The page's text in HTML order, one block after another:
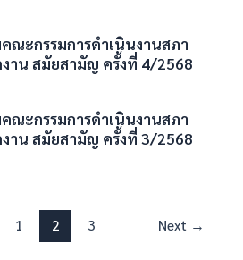
ณะกรรมการดำเนินงานสภา
าน สมัยสามัญ ครั้งที่ 4/2568
ณะกรรมการดำเนินงานสภา
าน สมัยสามัญ ครั้งที่ 3/2568
1 2 3 Next →